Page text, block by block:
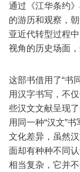
通过《江华条约
的游历和观察，
亚近代转型过程
视角的历史场面
这部书借用了“书
用汉字书写，不
些汉文文献呈现
用同一种“汉文”
文化差异，虽然
面却有种种不同
相当复杂，它并